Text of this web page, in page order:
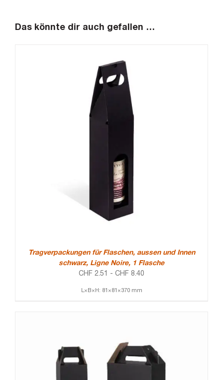
Das könnte dir auch gefallen …
Tragverpackungen für Flaschen, aussen und Innen
schwarz, Ligne Noire, 1 Flasche
CHF 2.51 - CHF 8.40
L×B×H: 81×81×370 mm